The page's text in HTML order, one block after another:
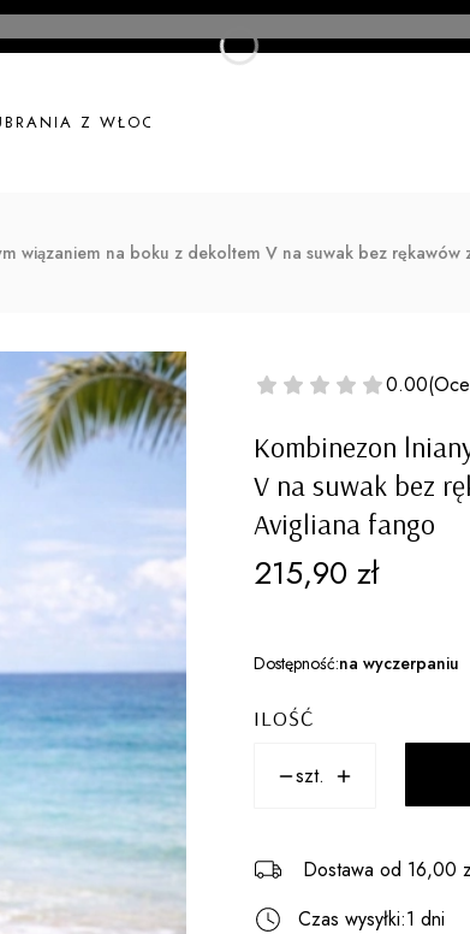
Z WŁOCH
wiązaniem na boku z dekoltem V na suwak bez
0.00
Kombinezon
V na suwak bez
Avigliana fango
Cena
215,90 zł
Dostępność:na wyczerpaniu
ILOŚĆ
szt.
Dostawa od 16,00
Czas wysyłki:1 dni